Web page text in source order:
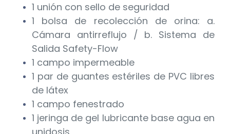
1 unión con sello de seguridad
1 bolsa de recolección de orina: a.
Cámara antirreflujo / b. Sistema de
Salida Safety-Flow
1 campo impermeable
1 par de guantes estériles de PVC libres
de látex
1 campo fenestrado
1 jeringa de gel lubricante base agua en